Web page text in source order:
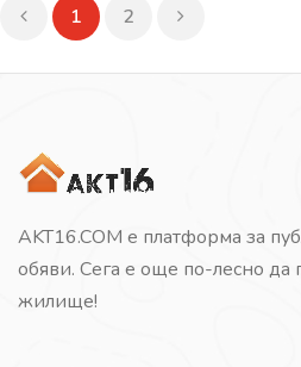
1 2
AKT16.COM е платформа за
обяви. Сега е още по-лесно да
жилище!